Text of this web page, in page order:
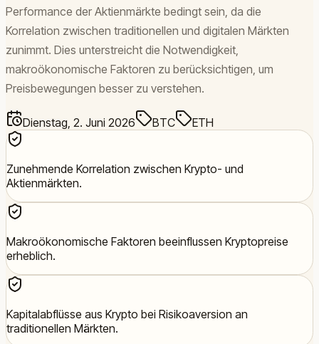
Performance der Aktienmärkte bedingt sein, da die
Korrelation zwischen traditionellen und digitalen Märkten
zunimmt. Dies unterstreicht die Notwendigkeit,
makroökonomische Faktoren zu berücksichtigen, um
Preisbewegungen besser zu verstehen.
Dienstag, 2. Juni 2026 BTC ETH
Zunehmende Korrelation zwischen Krypto- und
Aktienmärkten.
Makroökonomische Faktoren beeinflussen Kryptopreise
erheblich.
Kapitalabflüsse aus Krypto bei Risikoaversion an
traditionellen Märkten.